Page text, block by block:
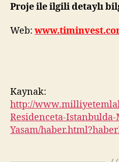
Proje ile ilgili detaylı
Web:
Kaynak:
http://
Residenceta-
Yasam/